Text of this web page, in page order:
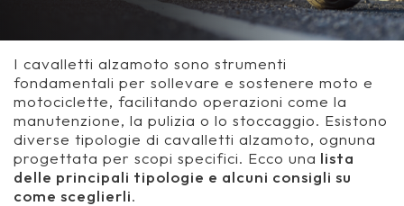
I cavalletti alzamoto sono strumenti
fondamentali per sollevare e sostenere moto e
motociclette, facilitando operazioni come la
manutenzione, la pulizia o lo stoccaggio. Esistono
diverse tipologie di cavalletti alzamoto, ognuna
progettata per scopi specifici. Ecco una lista
delle principali tipologie e alcuni consigli su
come sceglierli.